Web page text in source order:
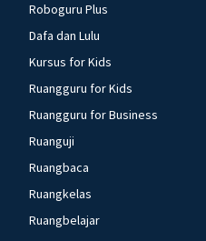
Roboguru Plus
Dafa dan Lulu
Kursus for Kids
Ruangguru for Kids
Ruangguru for Business
Ruanguji
Ruangbaca
Ruangkelas
Ruangbelajar